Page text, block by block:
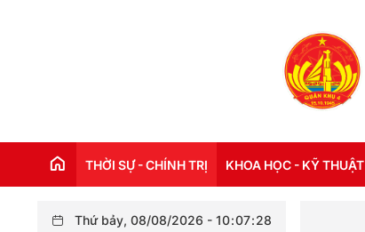
THỜI SỰ - CHÍNH TRỊ KHOA HỌC - KỸ THUẬT
Thứ bảy, 08/08/2026 - 10:07:29